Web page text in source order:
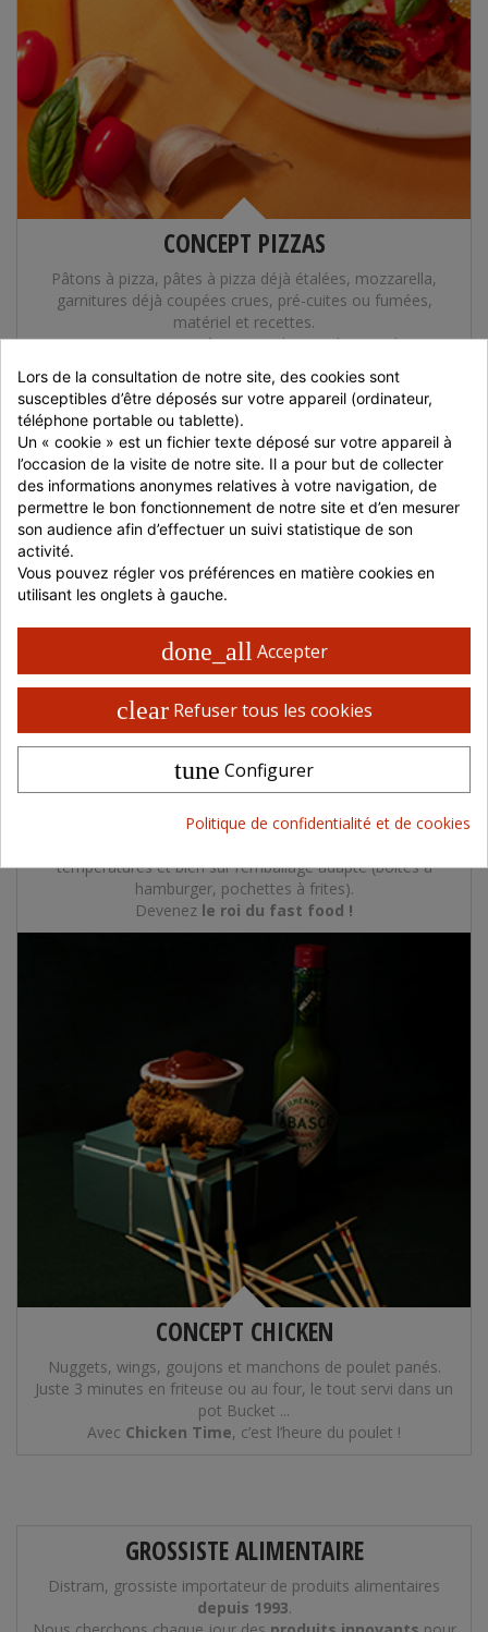
CONCEPT PIZZAS
Pâtons à pizza, pâtes à pizza déjà étalées, mozzarella,
garnitures déjà coupées crues, pré-cuites ou fumées,
matériel et recettes.
Avec notreconcept pizza, tout le monde peut devenir
CONCEPT BURGER
Steaks pour burgers, burgers de poulet, du véritable pain
températures et bien sûr l’emballage adapté (boîtes à
hamburger, pochettes à frites).
Devenez le roi du fast food !
CONCEPT CHICKEN
Nuggets, wings, goujons et manchons de poulet panés.
Juste 3 minutes en friteuse ou au four, le tout servi dans un
pot Bucket ...
Avec Chicken Time, c’est l’heure du poulet !
GROSSISTE ALIMENTAIRE
Distram, grossiste importateur de produits alimentaires
depuis 1993.
Lors de la consultation de notre site, des cookies sont
susceptibles d’être déposés sur votre appareil (ordinateur,
téléphone portable ou tablette).
Un « cookie » est un fichier texte déposé sur votre appareil à
l’occasion de la visite de notre site. Il a pour but de collecter
des informations anonymes relatives à votre navigation, de
permettre le bon fonctionnement de notre site et d’en mesurer
son audience afin d’effectuer un suivi statistique de son
activité.
Vous pouvez régler vos préférences en matière cookies en
utilisant les onglets à gauche.
done_all Accepter
clear Refuser tous les cookies
tune Configurer
Politique de confidentialité et de cookies